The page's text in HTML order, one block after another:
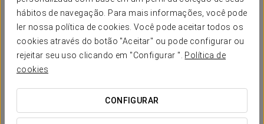
hábitos de navegação. Para mais informações, você pode
ler nossa política de cookies. Você pode aceitar todos os
cookies através do botão "Aceitar" ou pode configurar ou
rejeitar seu uso clicando em "Configurar ". Política de
cookies
CONFIGURAR
Hotel
O que é a Eurostars Hotel Company e que tipo de
experiência hoteleira oferece?
A Eurostars Hotel Company é a cadeia hoteleira do Grupo
Hotusa. Possui um portfólio internacional de mais de 300
hotéis em 24 países e conta com sete marcas: Eurostars
Hotels, Áurea Hotels, Dorma Hotels, Exe Hotels, Ikonik
hoteleira assenta na qualidade, na atenção aos detalhes, na